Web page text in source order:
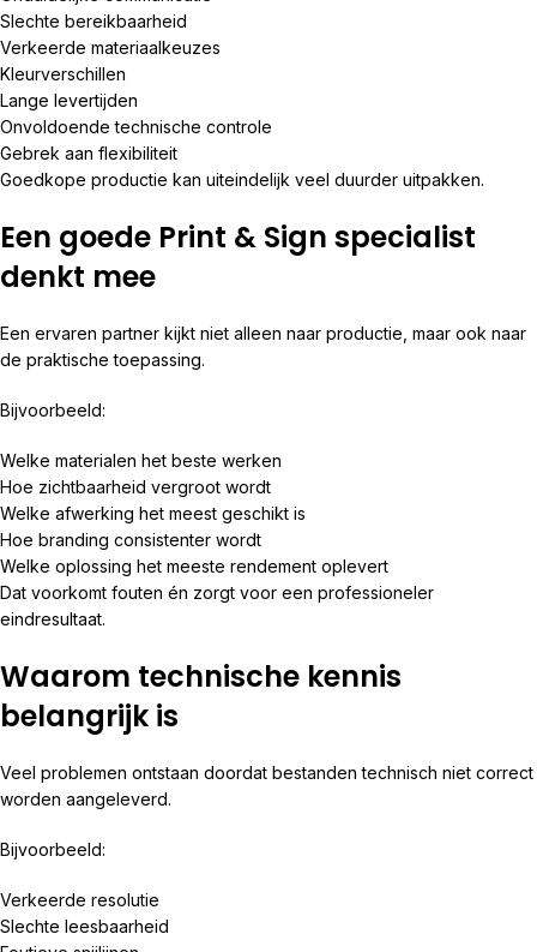
Slechte bereikbaarheid
Verkeerde materiaalkeuzes
Kleurverschillen
Lange levertijden
Onvoldoende technische controle
Gebrek aan flexibiliteit
Goedkope productie kan uiteindelijk veel duurder uitpakken.
Een goede Print & Sign specialist
denkt mee
Een ervaren partner kijkt niet alleen naar productie, maar ook naar
de praktische toepassing.
Bijvoorbeeld:
Welke materialen het beste werken
Hoe zichtbaarheid vergroot wordt
Welke afwerking het meest geschikt is
Hoe branding consistenter wordt
Welke oplossing het meeste rendement oplevert
Dat voorkomt fouten én zorgt voor een professioneler
eindresultaat.
Waarom technische kennis
belangrijk is
Veel problemen ontstaan doordat bestanden technisch niet correct
worden aangeleverd.
Bijvoorbeeld:
Verkeerde resolutie
Slechte leesbaarheid